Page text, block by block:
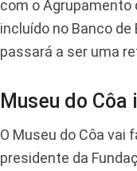
com o Agrupamento
incluído no Banco
passará a ser uma
Museu do Côa
O Museu do Côa vai
presidente da